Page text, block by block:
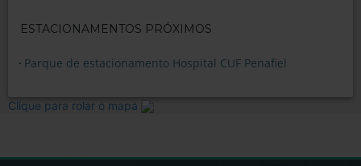
ESTACIONAMENTOS PRÓXIMOS
Parque de estacionamento Hospital CUF Penafiel
Clique para rolar o mapa